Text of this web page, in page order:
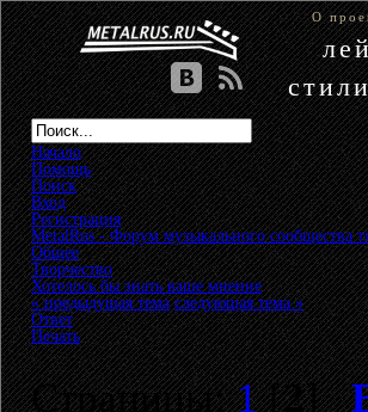
О
Начало
Помощь
Поиск
Вход
Регистрация
MetalRus - Форум музыкального сообщества
Общее»
Творчество»
Хотелось бы знать ваше мнение
« предыдущая тема следующая тема »
Ответ
Печать
Страницы:1[2]